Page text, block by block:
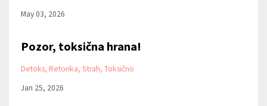
May 03, 2026
Pozor, toksična hrana!
Detoks Retorika Strah Toksično
Jan 25, 2026